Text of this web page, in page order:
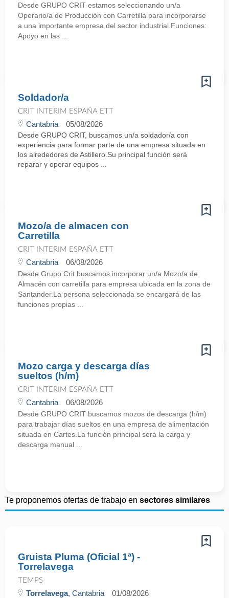
Desde GRUPO CRIT estamos seleccionando un/a
Operario/a de Producción con Carretilla para incorporarse
a una importante empresa del sector industrial.Funciones:
Apoyo en las ...
Soldador/a
CRIT INTERIM ESPAÑA ETT
Cantabria 05/08/2026
Desde GRUPO CRIT, buscamos un/a soldador/a con
experiencia para formar parte de una empresa situada en
los alrededores de Astillero.Su principal función será
reparar y operar equipos ...
Mozo/a de almacen con
Carretilla
CRIT INTERIM ESPAÑA ETT
Cantabria 06/08/2026
Desde Grupo Crit buscamos incorporar un/a Mozo/a de
Almacén con carretilla para empresa ubicada en la zona de
Santander.La persona seleccionada se encargará de las
funciones propias ...
Mozo carga y descarga días
sueltos (h/m)
CRIT INTERIM ESPAÑA ETT
Cantabria 06/08/2026
Desde GRUPO CRIT buscamos mozos de descarga (h/m)
para trabajar días sueltos en una empresa de alimentación
situada en Cartes.La función principal será la carga y
descarga manual ...
Te proponemos ofertas de trabajo en sectores similares
Gruista Pluma (Oficial 1ª) -
Torrelavega
TEMPS
Torrelavega, Cantabria 01/08/2026